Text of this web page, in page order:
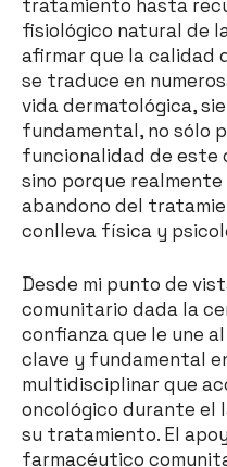
tratamiento hasta
fisiológico natural de
afirmar que la calidad
se traduce en
vida dermatológica,
fundamental, no sólo
funcionalidad de este
sino porque
abandono del
conlleva física y
Desde mi punto de
comunitario dada la
confianza que le une
clave y fundamental
multidisciplinar que
oncológico durante el
su tratamiento. El
farmacéutico